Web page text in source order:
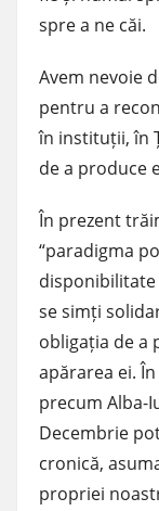
spre a ne căi.
Avem nevoie
pentru a
în instituții, în
de a produce
În prezent
“paradigma
se simți
obligația de a
apărarea ei.
precum Alba-
Decembrie
cronică,
propriei